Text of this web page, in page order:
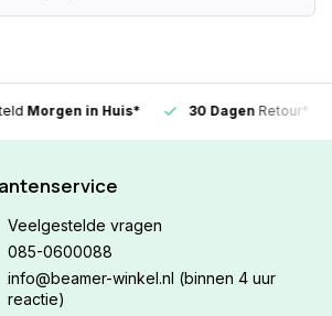
in Huis* 30 DagenRetour*
Veelgestelde vragen
085-0600088
info@beamer-winkel.nl (binnen 4 uur
reactie)